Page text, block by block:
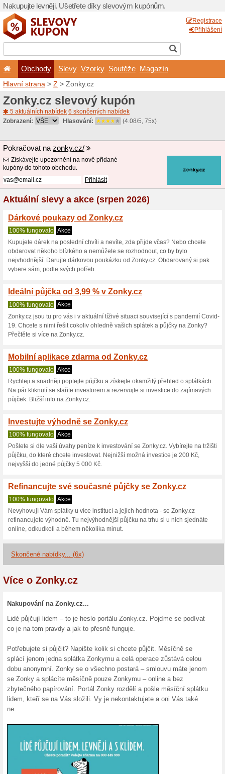
Nakupujte levněji.
Obchody Slevy
Hlavní strana >
Zonky.cz
Zobrazení:
Pokračovat na
Získávejte upozornění na
kupóny do tohoto obchodu.
Aktuální slevy a
Dárkové poukazy od
100% fungovalo
Kupujete dárek na poslední
obdarovat někoho blízkého a
nejvhodnější. Darujte
vybere sám, podle svých
Ideální půjčka od
100% fungovalo